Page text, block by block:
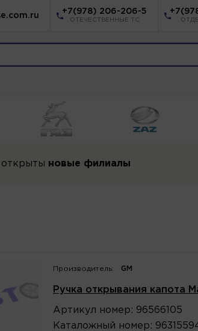
+7(978) 206-206-5
ОТЕЧЕСТВЕННЫЕ ТС
новые филиалы
Производитель: GM
Ручка открывания капота
Артикул номер : 96566105
Каталожный номер :